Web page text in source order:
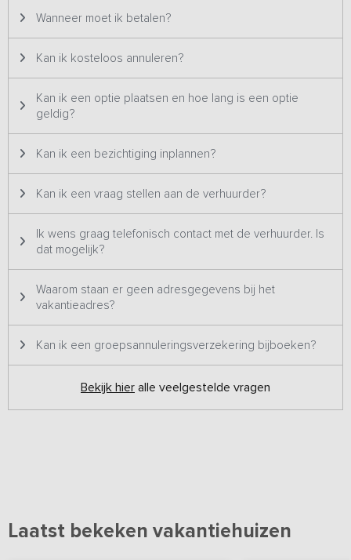
Wanneer moet ik betalen?
Kan ik kosteloos annuleren?
Kan ik een optie plaatsen en hoe lang is een optie
geldig?
Kan ik een bezichtiging inplannen?
Kan ik een vraag stellen aan de verhuurder?
Ik wens graag telefonisch contact met de verhuurder. Is
dat mogelijk?
Waarom staan er geen adresgegevens bij het
vakantieadres?
Kan ik een groepsannuleringsverzekering bijboeken?
Bekijk hier alle veelgestelde vragen
Laatst bekeken vakantiehuizen